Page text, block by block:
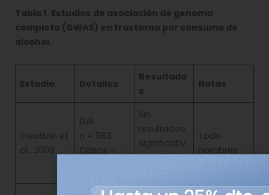
Tabla 1. Estudios de asociación de genoma
completo (GWAS) en trastorno por consumo de
alcohol.
Estudio Detalles
Resultado
s
Notas
Treutlein et
al., 2009
EUR
n = 1183
Casos =
Sin
resultados
significativ
os a nivel
Todo
hombres